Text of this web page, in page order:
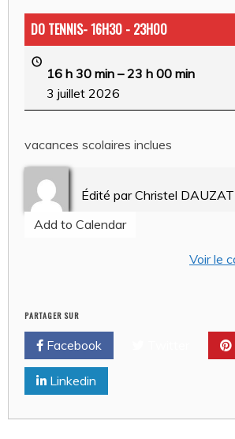
DO TENNIS- 16H30 - 23H00
16 h 30 min –23 h 00 min
3 juillet 2026
vacances scolaires inclues
Édité par Christel DAUZAT
Add to Calendar
Voir le
PARTAGER SUR
Facebook
Linkedin